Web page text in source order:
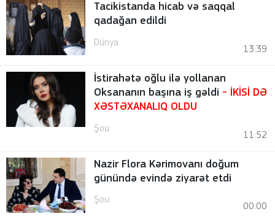
Tacikistanda hicab və saqqal
qadağan edildi
Dünya
13:39
İstirahətə oğlu ilə yollanan
Oksananın başına iş gəldi - İKİSİ DƏ
XƏSTƏXANALIQ OLDU
Şou
11:52
Nazir Flora Kərimovanı doğum
günündə evində ziyarət etdi
Şou
00:00